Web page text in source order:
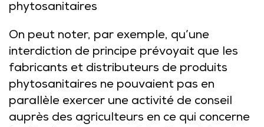
phytosanitaires
On peut noter, par exemple, qu’une
interdiction de principe prévoyait que les
fabricants et distributeurs de produits
phytosanitaires ne pouvaient pas en
parallèle exercer une activité de conseil
auprès des agriculteurs en ce qui concerne